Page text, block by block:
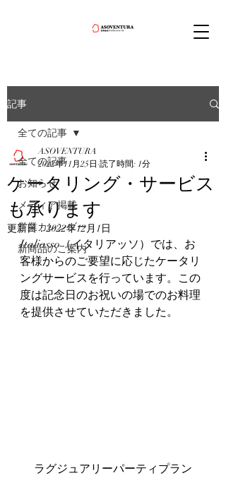
記事
全ての記事
お知らせ
メディア掲載
営業カレンダー
新商品のご案内
全ての記事
ケータリング・サービス
も承ります
ASOVENTURA
2022年11月25日 読了時間: 1分
更新日：2022年12月1日
Italiasso（イタリアッソ）では、お
客様からのご要望に応じたケータリ
ングサービスを行っています。この
度は記念日のお祝いの場でのお料理
を提供させていただきました。
ラグジュアリーパーティプラン